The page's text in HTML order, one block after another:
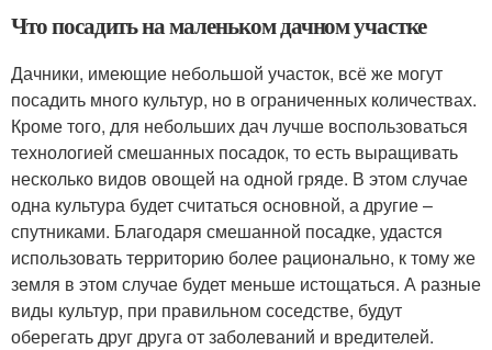
Что посадить на маленьком дачном участке
Дачники, имеющие небольшой участок, всё же могут
посадить много культур, но в ограниченных количествах.
Кроме того, для небольших дач лучше воспользоваться
технологией смешанных посадок, то есть выращивать
несколько видов овощей на одной гряде. В этом случае
одна культура будет считаться основной, а другие –
спутниками. Благодаря смешанной посадке, удастся
использовать территорию более рационально, к тому же
земля в этом случае будет меньше истощаться. А разные
виды культур, при правильном соседстве, будут
оберегать друг друга от заболеваний и вредителей.